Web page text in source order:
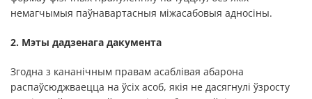
немагчымыя паўнавартасныя міжасабовыя адносіны.
2. Мэты дадзенага дакумента
Згодна з кананічным правам асаблівая абарона
распаўсюджваецца на ўсіх асоб, якія не дасягнулі ўзросту